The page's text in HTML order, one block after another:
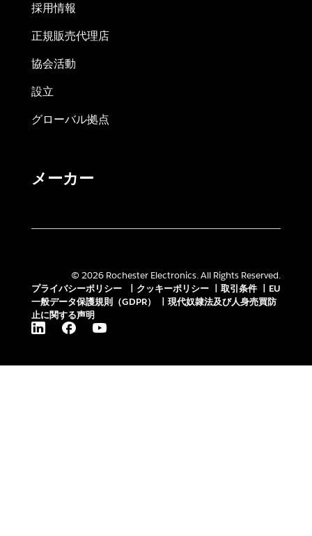
採用情報
正規販売代理店
協会活動
設立
グローバル拠点
メーカー
© 2026 Rochester Electronics. All Rights Reserved.
プライバシーポリシー
クッキーポリシー 取引条件
EU
一般データ保護規則（GDPR）
現代奴隷法及び人身売買防
止に関する声明